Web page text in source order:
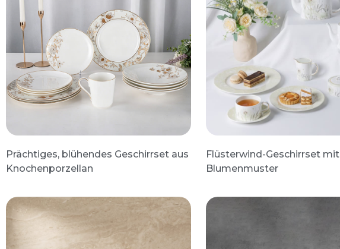
Prächtiges, blühendes Geschirrset aus
Knochenporzellan
Flüsterwind-Geschirrset mit
Blumenmuster